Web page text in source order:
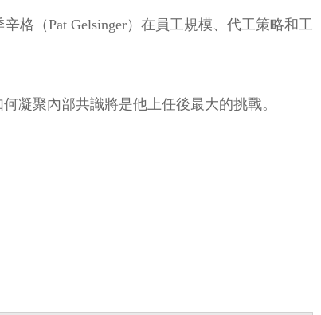
格（Pat Gelsinger）在員工規模、代工策略和工
凝聚內部共識將是他上任後最大的挑戰。